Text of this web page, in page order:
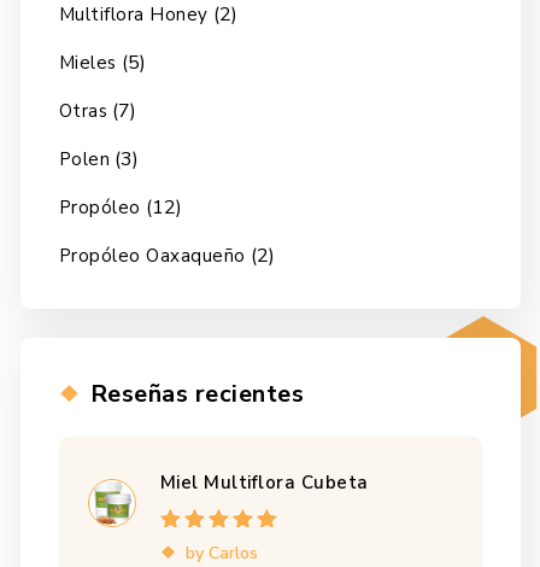
Multiflora Honey (2)
Mieles (5)
Otras (7)
Polen (3)
Propóleo (12)
Propóleo Oaxaqueño (2)
Reseñas recientes
Miel Multiflora Cubeta
Rated5out of
by Carlos